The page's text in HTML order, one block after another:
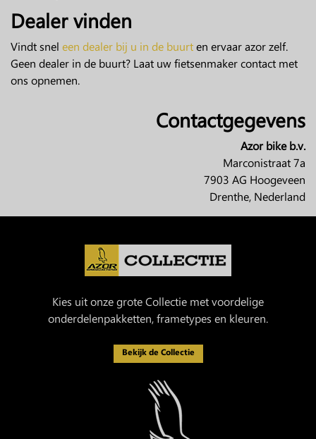
Dealer vinden
Vindt snel een dealer bij u in de buurten ervaar azor zelf.
Geen dealer in de buurt? Laat uw fietsenmaker contact met
ons opnemen.
Contactgegevens
Azor bike b.v.
Marconistraat 7a
7903 AG Hoogeveen
Drenthe, Nederland
Kies uit onze grote Collectie met voordelige
onderdelenpakketten, frametypes en kleuren.
Bekijk de Collectie